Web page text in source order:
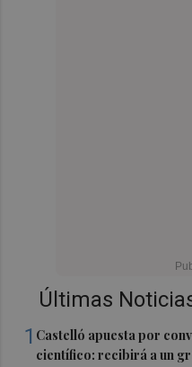
Últimas
1 Castelló apuesta por
científico: recibirá a un